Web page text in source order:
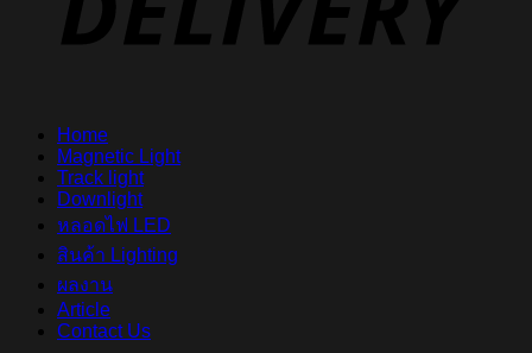
Home
Magnetic Light
Track light
Downlight
หลอดไฟ LED
สินค้า Lighting
ผลงาน
Article
Contact Us